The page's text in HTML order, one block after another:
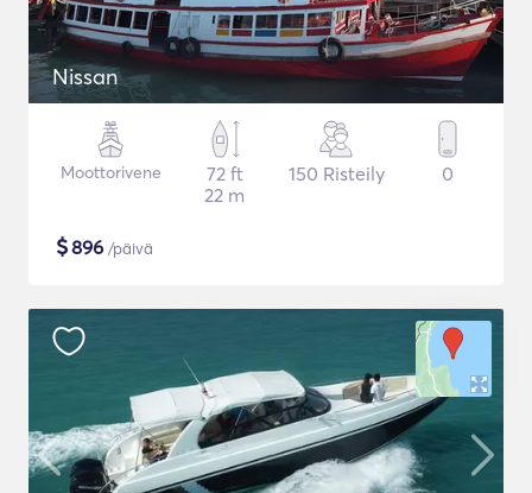
Nissan
Moottorivene
72 ft
22 m
150 Risteily 0
$896 /päivä